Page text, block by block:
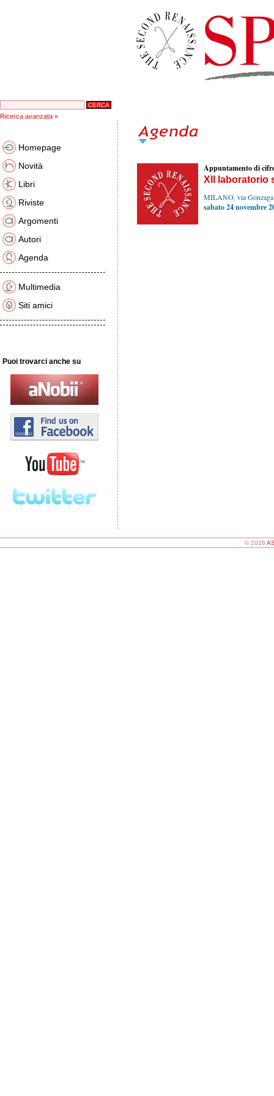
Ricerca avanzata »
Homepage
Novità
Libri
Riviste
Argomenti
Autori
Agenda
Multimedia
Siti amici
Puoi trovarci anche su
Appuntamento di
XII laboratorio
MILANO, via
sabato 24 novembre
© 2026